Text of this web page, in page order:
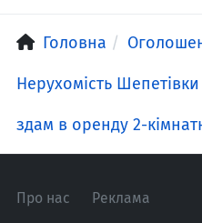
Головна
Нерухомість Шепетівки
здам в оренду 2-
Про нас Реклама